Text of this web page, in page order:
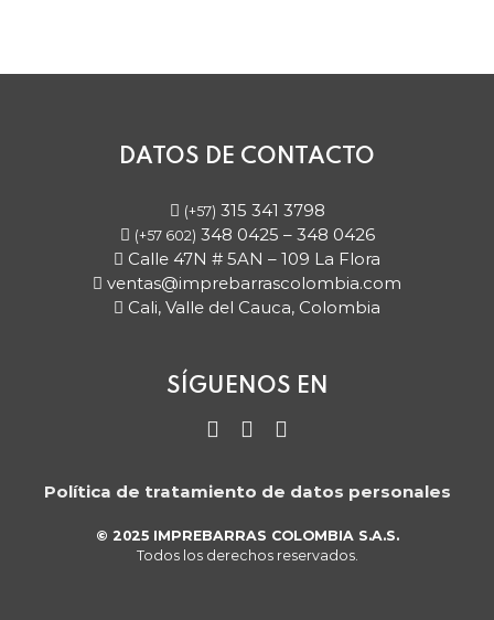
DATOS DE CONTACTO
(+57) 315 341 3798
(+57 602) 348 0425 – 348 0426
Calle 47N # 5AN – 109 La Flora
ventas@imprebarrascolombia.com
Cali, Valle del Cauca, Colombia
SÍGUENOS EN
Instagram
Twitter
Política de tratamiento de datos personales
© 2025 IMPREBARRAS COLOMBIA S.A.S.
Todos los derechos reservados.